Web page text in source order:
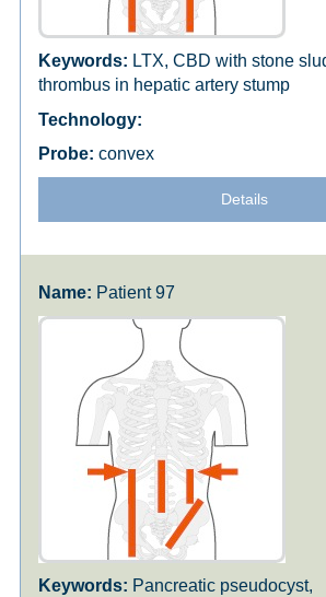
LTX, CBD with stone
thrombus in hepatic artery stump
convex
Details
Patient 97
Pancreatic pseudocyst,